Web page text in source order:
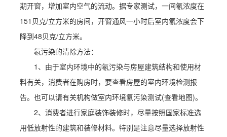
期开窗，增加室内空气的流动。据专家测试，一间氡浓度在
151贝克/立方米的房间，开窗通风一小时后室内氡浓度会下
降到48贝克/立方米。
氡污染的清除方法：
1、由于室内环境中的氡污染与房屋建筑结构和使用材
料有关，消费者在购房时，要查看房屋的室内环境检测报
告。也可以请有关机构做室内环境氡污染测试(查看地图)。
2、消费者进行家庭装饰装修时，尽量按照国家标准选
用低放射性的建筑和装修材料。特别是注意尽量选择放射性